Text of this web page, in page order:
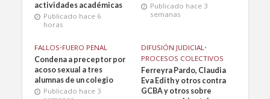
actividades académicas
Publicado hace 6
horas
Publicado hace 3
semanas
FALLOS•FUERO PENAL
Condena a preceptor por
acoso sexual a tres
alumnas de un colegio
Publicado hace 3
DIFUSIÓN JUDICIAL•
PROCESOS COLECTIVOS
Ferreyra Pardo, Claudia
Eva Edith y otros contra
GCBA y otros sobre